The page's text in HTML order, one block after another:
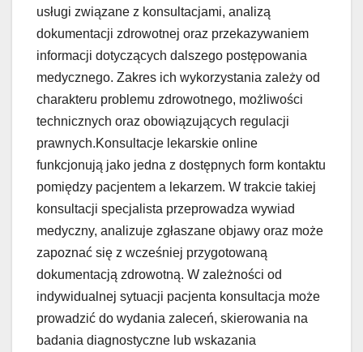
usługi związane z konsultacjami, analizą
dokumentacji zdrowotnej oraz przekazywaniem
informacji dotyczących dalszego postępowania
medycznego. Zakres ich wykorzystania zależy od
charakteru problemu zdrowotnego, możliwości
technicznych oraz obowiązujących regulacji
prawnych.Konsultacje lekarskie online
funkcjonują jako jedna z dostępnych form kontaktu
pomiędzy pacjentem a lekarzem. W trakcie takiej
konsultacji specjalista przeprowadza wywiad
medyczny, analizuje zgłaszane objawy oraz może
zapoznać się z wcześniej przygotowaną
dokumentacją zdrowotną. W zależności od
indywidualnej sytuacji pacjenta konsultacja może
prowadzić do wydania zaleceń, skierowania na
badania diagnostyczne lub wskazania